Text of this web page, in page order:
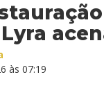
às 07:19